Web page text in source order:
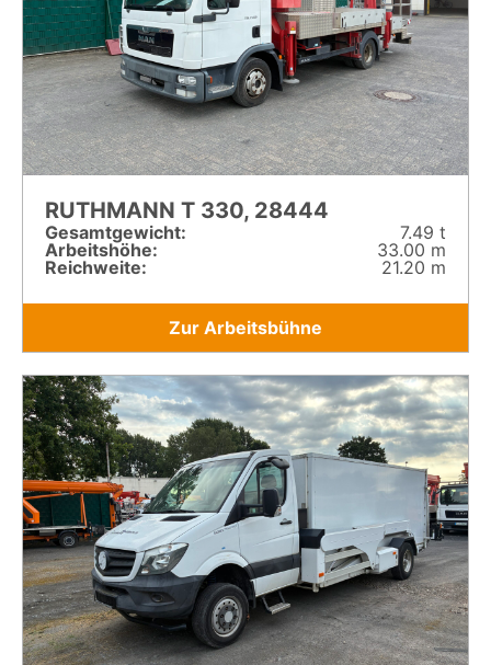
RUTHMANN T 330, 28444
Gesamt­gewicht:
7.49 t
Arbeitshöhe:
33.00 m
Reichweite:
21.20 m
Zur Arbeitsbühne